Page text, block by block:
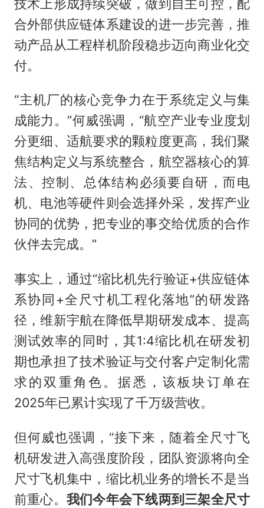
技术上形成持续突破，做到自主可控，配
合外部供应链体系建设的进一步完善，推
动产品从工程样机阶段稳步迈向商业化交
付。
“主机厂的核心竞争力在于系统定义与集
成能力。”何威强调，“航空产业专业度划
分更细、适航要求的颗粒度更高，我们聚
焦结构定义与系统整合，航空器核心的算
法、控制、总体结构必须要自研，而电
机、电池等硬件则会选择外采，发挥产业
协同的优势，把专业的事交给优质的合作
伙伴去完成。”
事实上，通过“缩比机先行验证+供应链体
系协同+全尺寸机工程化落地”的研发路
径，维新宇航在降低早期研发成本、提高
测试效率的同时，其1:4缩比机在研发初
期也承担了技术验证与交付客户定制化需
求的双重角色。据悉，该板块订单在
2025年已累计实现了千万级营收。
但何威也强调，“接下来，随着全尺寸飞
机研发进入高强度阶段，团队资源将向全
尺寸飞机集中，缩比机业务的增长不是当
前重心。 我们今年会下线两到三架全尺寸